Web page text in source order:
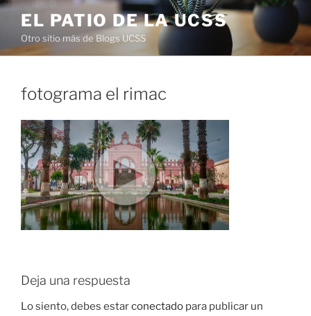
Saltar
contenido
EL PATIO DE LA UCSS
Otro sitio más de Blogs UCSS
fotograma el rimac
Deja una respuesta
Lo siento, debes estarconectado para publicar un